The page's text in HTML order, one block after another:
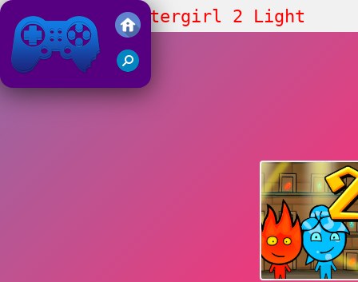
Juegos Friv 2019
Fireboy and Watergirl 2 Light
Temple